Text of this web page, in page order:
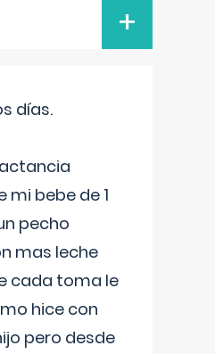
+
días.
mi bebe de 1
pecho
mas leche
cada toma le
hice con
pero desde